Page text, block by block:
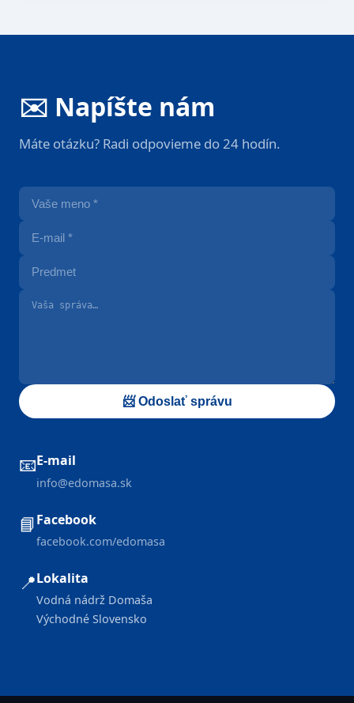
✉️ Napíšte nám
Máte otázku? Radi odpovieme do 24 hodín.
📨 Odoslať správu
📧E-mail
info@edomasa.sk
📘Facebook
facebook.com/edomasa
📍Lokalita
Vodná nádrž Domaša
Východné Slovensko